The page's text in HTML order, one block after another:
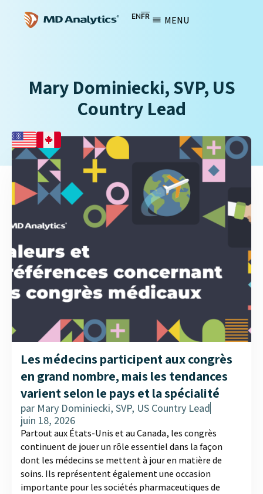
ENFR MENU
Mary Dominiecki, SVP, US
Country Lead
Les médecins participent aux congrès
en grand nombre, mais les tendances
varient selon le pays et la spécialité
par Mary Dominiecki, SVP, US Country Lead
juin 18, 2026
Partout aux États-Unis et au Canada, les congrès
continuent de jouer un rôle essentiel dans la façon
dont les médecins se mettent à jour en matière de
soins. Ils représentent également une occasion
importante pour les sociétés pharmaceutiques de